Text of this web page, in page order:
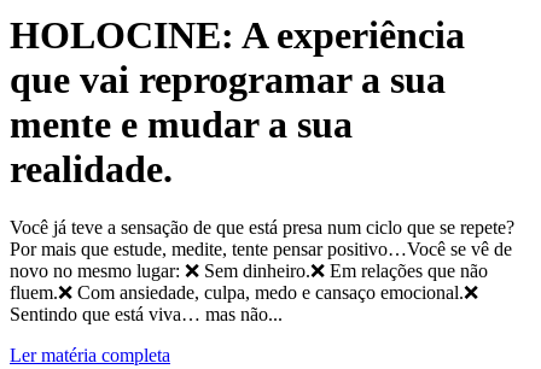
HOLOCINE: A experiência
que vai reprogramar a sua
mente e mudar a sua
realidade.
Você já teve a sensação de que está presa num ciclo que se repete?
Por mais que estude, medite, tente pensar positivo…Você se vê de
novo no mesmo lugar: ❌ Sem dinheiro.❌ Em relações que não
fluem.❌ Com ansiedade, culpa, medo e cansaço emocional.❌
Sentindo que está viva… mas não...
Ler matéria completa